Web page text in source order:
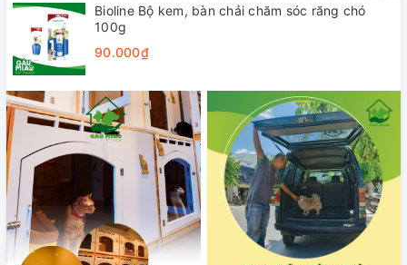
Bioline Bộ kem, bàn chải chăm sóc răng chó
100g
90.000₫